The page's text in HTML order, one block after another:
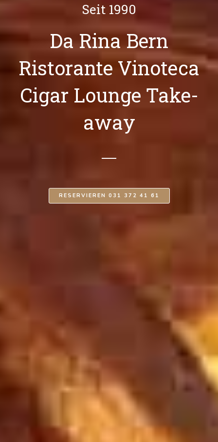
Seit 1990
Da Rina Bern
Ristorante Vinoteca
Cigar Lounge Take-
away
RESERVIEREN 031 372 41 61